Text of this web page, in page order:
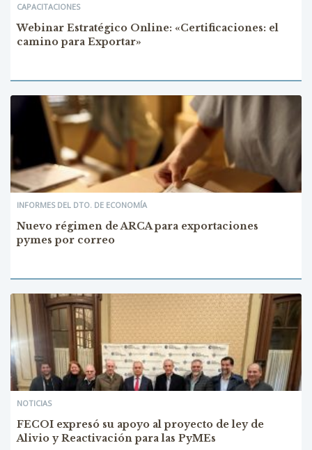
CAPACITACIONES
Webinar Estratégico Online: «Certificaciones: el
camino para Exportar»
INFORMES DEL DTO. DE ECONOMÍA
Nuevo régimen de ARCA para exportaciones
pymes por correo
NOTICIAS
FECOI expresó su apoyo al proyecto de ley de
Alivio y Reactivación para las PyMEs